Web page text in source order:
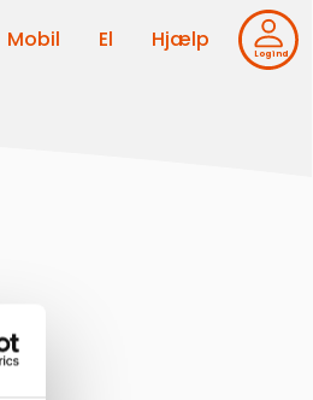
Mobil El Hjælp
Log ind